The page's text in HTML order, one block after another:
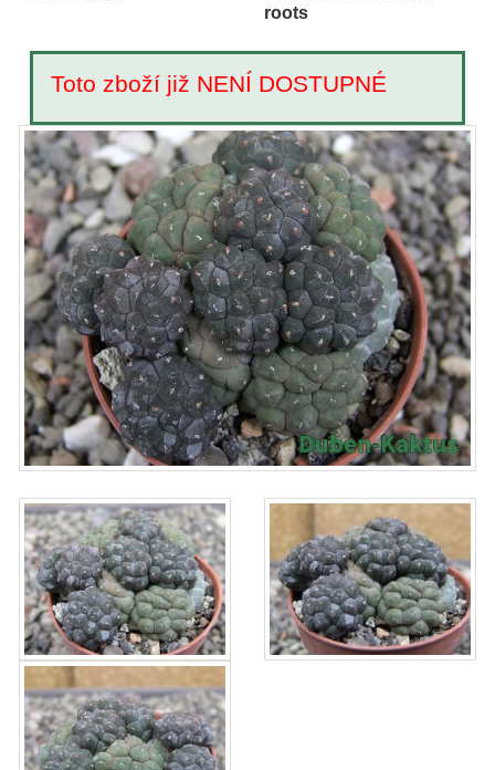
roots
Toto zboží již NENÍ DOSTUPNÉ